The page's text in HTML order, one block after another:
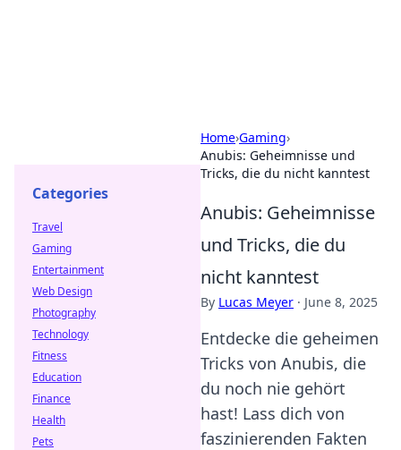
Home›Gaming›
Anubis: Geheimnisse und
Tricks, die du nicht kanntest
Anubis: Geheimnisse
und Tricks, die du
nicht kanntest
By Lucas Meyer · June 8, 2025
Entdecke die geheimen
Tricks von Anubis, die
du noch nie gehört
hast! Lass dich von
faszinierenden Fakten
Categories
Travel
Gaming
Entertainment
Web Design
Photography
Technology
Fitness
Education
Finance
Health
Pets